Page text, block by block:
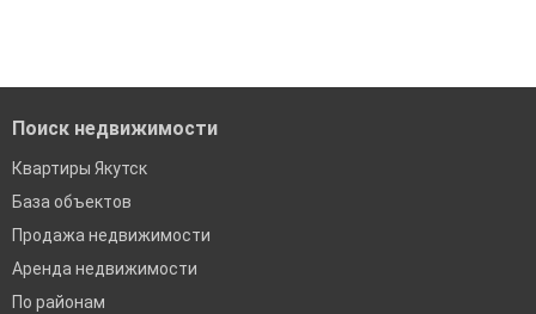
Поиск недвижимости
Квартиры Якутск
База объектов
Продажа недвижимости
Аренда недвижимости
По районам